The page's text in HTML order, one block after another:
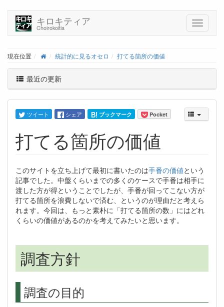
キロキティア
Choirokoitia
現在位置 統計的に見るオセロ 打てる箇所の価値
最近の更新
ツイート シェア ブックマーク Pocket
打てる箇所の価値
このサイトを立ち上げて最初に書いたのは手番の価値という
記事でした。中盤くらいまでの多くのケースで手番は相手に
渡した方が得ということでしたが、手番が回ってこない方が
打てる箇所を浪費しないで済む、というのが理由だと考えら
れます。今回は、もっと素朴に「打てる箇所の数」にはどれ
くらいの価値があるのかを考えてみたいと思います。
調査方針
調査の目的